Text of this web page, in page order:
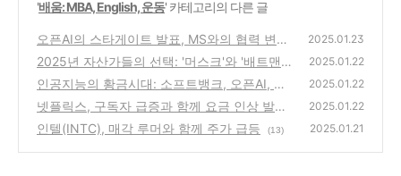
'배움: MBA, English, 운동' 카테고리의 다른 글
오픈AI의 스타게이트 발표, MS와의 협력 변화
의 신호인가?
(8)
2025.01.23
2025년 자산가들의 선택: '머스크'와 '배트맨
(BATMMAAN)'
(23)
2025.01.22
인공지능의 황금시대: 소프트뱅크, 오픈AI, 오
라클의 5000억 달러 투자 발표
(8)
2025.01.22
넷플릭스, 구독자 급증과 함께 요금 인상 발표
(7)
2025.01.22
인텔(INTC), 매각 루머와 함께 주가 급등 (13) 2025.01.21